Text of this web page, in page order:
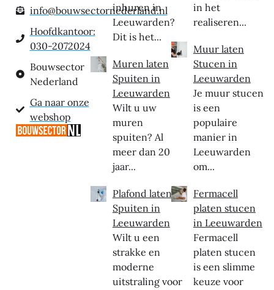
info@bouwsectornederland.nl
Hoofdkantoor:
030-2072024
Bouwsector
Nederland
Ga naar onze
webshop
inhuren in
Leeuwarden?
Dit is het...
Muren laten
Spuiten in
Leeuwarden
Wilt u uw
muren
spuiten? Al
meer dan 20
jaar...
Plafond laten
Spuiten in
Leeuwarden
Wilt u een
strakke en
moderne
uitstraling voor
in het
realiseren...
Muur laten
Stucen in
Leeuwarden
Je muur stucen
is een
populaire
manier in
Leeuwarden
om...
Fermacell
platen stucen
in Leeuwarden
Fermacell
platen stucen
is een slimme
keuze voor